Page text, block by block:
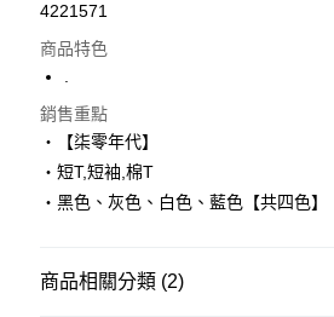
Apple Pay
悠遊付
AFTEE先享後付
4221571
商品特色
銷售重點
‧【柒零年代】
‧短T,短袖,棉T
‧黑色、灰色、白色、藍色【共四色】
商品相關分類 (2)